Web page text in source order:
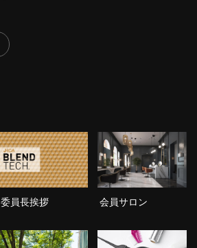
委員長挨拶 会員サロン